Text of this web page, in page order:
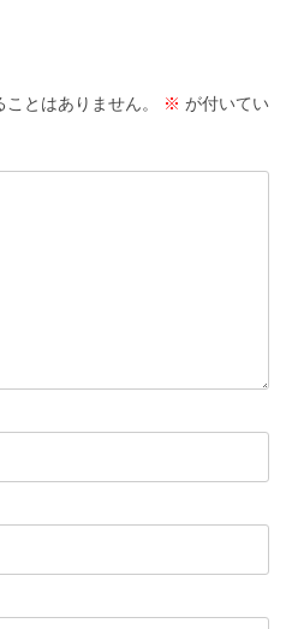
とはありません。 ※ が付いてい